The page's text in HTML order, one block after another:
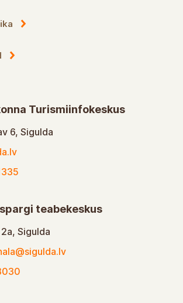
Turismiinfokeskus
6, Sigulda
teabekeskus
Sigulda